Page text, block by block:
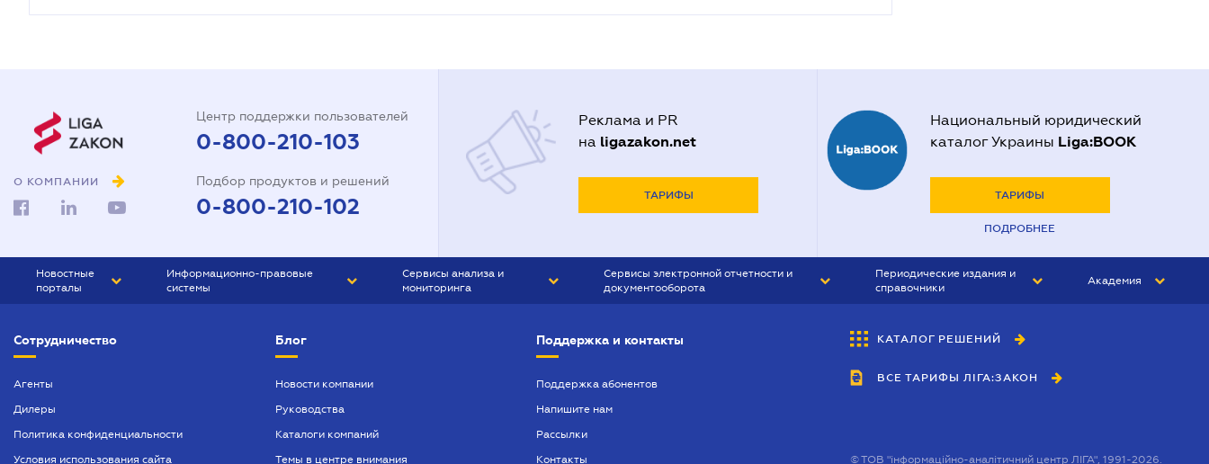
О КОМПАНИИ
Центр поддержки пользователей
0-800-210-103
Подбор продуктов и решений
0-800-210-102
Реклама и PR
на ligazakon.net
ТАРИФЫ
Национальный юридический
каталог Украины Liga:BOOK
ТАРИФЫ
ПОДРОБНЕЕ
Новостные
порталы
БИЗНЕС
Информационно-правовые
системы
БУХГАЛТЕР ПРОФ
ЮРИСТ ПРОФ
Сервисы анализа и
мониторинга
Сервисы электронной отчетности и
документооборота
Периодические издания и
справочники
БУХГАЛТЕР&ЗАКОН
ВЕСТНИК МСФО
Академия
Сотрудничество
Агенты
Дилеры
Политика конфиденциальности
Условия использования сайта
Блог
Новости компании
Руководства
Каталоги компаний
Темы в центре внимания
Поддержка и контакты
Поддержка абонентов
Напишите нам
Рассылки
Контакты
КАТАЛОГ РЕШЕНИЙ
ВСЕ ТАРИФЫ ЛІГА:ЗАКОН
©ТОВ "інформаційно-аналітичний центр ЛІГА", 1991-2026.